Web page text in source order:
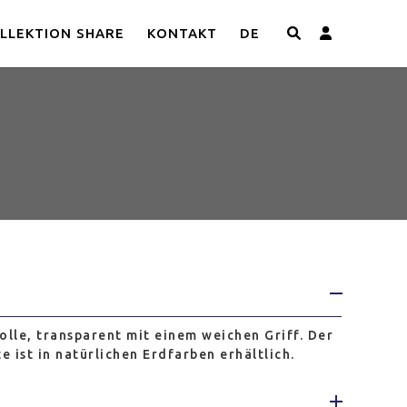
SHARE KONTAKT DE
transparent mit einem weichen Griff. Der
ist in natürlichen Erdfarben erhältlich.